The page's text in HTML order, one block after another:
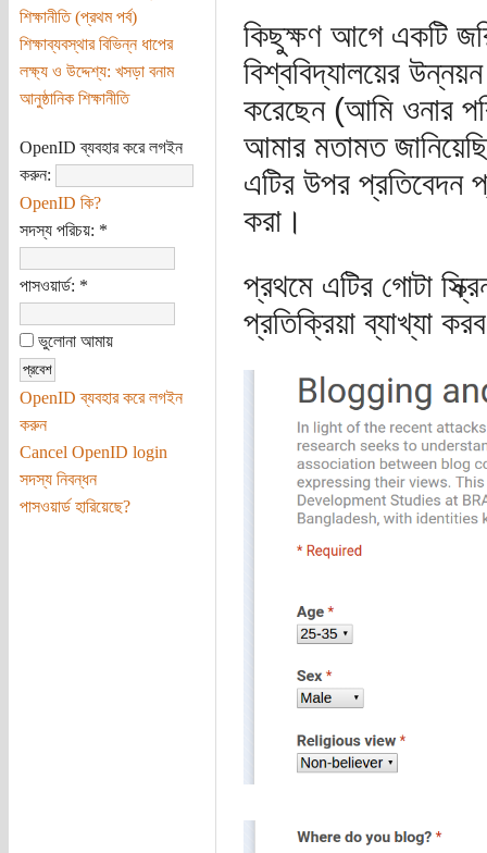
শিক্ষানীতি (প্রথম পর্ব)
শিক্ষাব্যবস্থার বিভিন্ন ধাপের
লক্ষ্য ও উদ্দেশ্য: খসড়া বনাম
আনুষ্ঠানিক শিক্ষানীতি
OpenID ব্যবহার করে লগইন
করুন:
OpenID কি?
সদস্য পরিচয়: *
পাসওয়ার্ড: *
ভুলোনা আমায়
OpenID ব্যবহার করে লগইন
করুন
Cancel OpenID login
সদস্য নিবন্ধন
পাসওয়ার্ড হারিয়েছে?
কিছুক্ষণ আগে একটি
বিশ্ববিদ্যালয়ের
করেছেন (আমি ওনার
আমার মতামত
এটির উপর প্রতিবেদন
করা।
প্রথমে এটির গোটা
প্রতিক্রিয়া ব্যাখ্যা